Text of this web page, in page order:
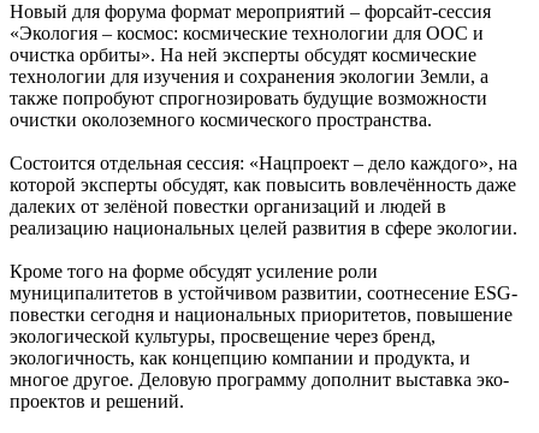
Новый для форума формат мероприятий – форсайт-сессия
«Экология – космос: космические технологии для ООС и
очистка орбиты». На ней эксперты обсудят космические
технологии для изучения и сохранения экологии Земли, а
также попробуют спрогнозировать будущие возможности
очистки околоземного космического пространства.
Состоится отдельная сессия: «Нацпроект – дело каждого», на
которой эксперты обсудят, как повысить вовлечённость даже
далеких от зелёной повестки организаций и людей в
реализацию национальных целей развития в сфере экологии.
Кроме того на форме обсудят усиление роли
муниципалитетов в устойчивом развитии, соотнесение ESG-
повестки сегодня и национальных приоритетов, повышение
экологической культуры, просвещение через бренд,
экологичность, как концепцию компании и продукта, и
многое другое. Деловую программу дополнит выставка эко-
проектов и решений.